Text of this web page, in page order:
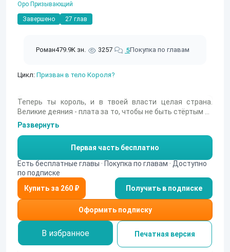
Оро Призывающий
Завершено 27 глав
Роман479.9K зн. 3257 5Покупка по главам
Цикл: Призван в тело Короля?
Теперь ты король, и в твоей власти целая страна.
Великие деяния - плата за то, чтобы не быть стёртым из
реальности. Но к этой цели ведут два пути - путь
великого добра и путь великого зла. Какой выберешь
ты?
Развернуть
Первая часть бесплатно
Есть бесплатные главы · Покупка по главам · Доступно
по подписке
Получить в подписке
Оформить подписку
В избранное Печатная версия